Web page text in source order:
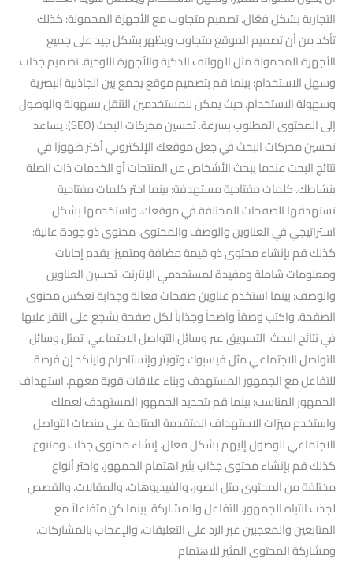
التجارية بشكل فعّال. تصميم متجاوب مع الأجهزة المحمولة: كذلك
تأكد من أن تصميم الموقع متجاوب ويظهر بشكل جيد على جميع
الأجهزة المحمولة مثل الهواتف الذكية والأجهزة اللوحية. تصميم جذاب
وسهل الاستخدام: بينما قم بتصميم موقع يجمع بين الجاذبية البصرية
وسهولة الاستخدام. حيث يمكن للمستخدمين التنقل بسهولة والوصول
إلى المحتوى المطلوب بسرعة. تحسين محركات البحث (SEO): يساعد
تحسين محركات البحث في جعل موقعك الإلكتروني أكثر ظهورًا في
نتائج البحث عندما يبحث الأشخاص عن المنتجات أو الخدمات ذات الصلة
بنشاطك. كلمات مفتاحية مستهدفة: بينما اختر كلمات مفتاحية
تستهدفها الصفحات المختلفة في موقعك. واستخدمها بشكل
استراتيجي في العناوين والوصف والمحتوى. محتوى ذو جودة عالية:
كذلك قم بإنشاء محتوى ذو قيمة مضافة ومتميز. يقدم إجابات
ومعلومات شاملة ومفيدة لمستخدمي الإنترنت. تحسين العناوين
والوصف: بينما استخدم عناوين صفحات فعالة وجذابة تعكس محتوى
الصفحة. واكتب وصفاً واضحاً وجذاباً لكل صفحة يشجع على النقر عليها
في نتائج البحث. التسويق عبر وسائل التواصل الاجتماعي: تمثل وسائل
التواصل الاجتماعي مثل فيسبوك وتويتر وإنستاجرام ولينكد إن فرصة
للتفاعل مع الجمهور المستهدف وبناء علاقات قوية معهم. استهداف
الجمهور المناسب: بينما قم بتحديد الجمهور المستهدف لعملك
واستخدم ميزات الاستهداف المتقدمة المتاحة على منصات التواصل
الاجتماعي للوصول إليهم بشكل فعال. إنشاء محتوى جذاب ومتنوع:
كذلك قم بإنشاء محتوى جذاب يثير اهتمام الجمهور، واختر أنواع
مختلفة من المحتوى مثل الصور، والفيديوهات، والمقالات. والقصص
لجذب انتباه الجمهور. التفاعل والمشاركة: بينما كن متفاعلاً مع
المتابعين والمعجبين عبر الرد على التعليقات، والإعجاب بالمشاركات.
ومشاركة المحتوى المثير للاهتمام